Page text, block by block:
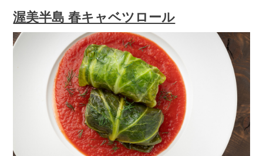
渥美半島 春キャベツロール